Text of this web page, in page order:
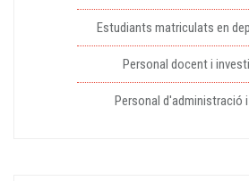
Estudiants matriculats en
Personal docent i
Personal d'administració